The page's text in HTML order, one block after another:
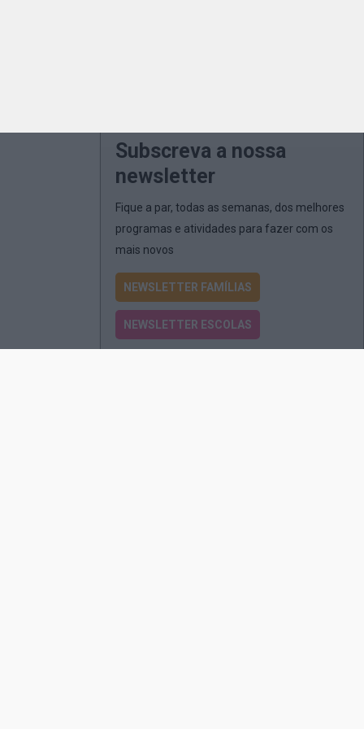
Subscreva a nossa
newsletter
Fique a par, todas as semanas, dos melhores
programas e atividades para fazer com os
mais novos
NEWSLETTER FAMÍLIAS
NEWSLETTER ESCOLAS